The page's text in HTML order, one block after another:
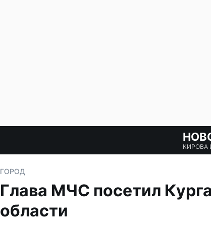
КИРОВА
ГОРОД
Глава МЧС посетил
области